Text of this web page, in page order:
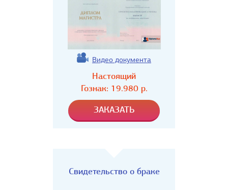
Видео документа
Настоящий
Гознак: 19.980р.
Свидетельство о браке